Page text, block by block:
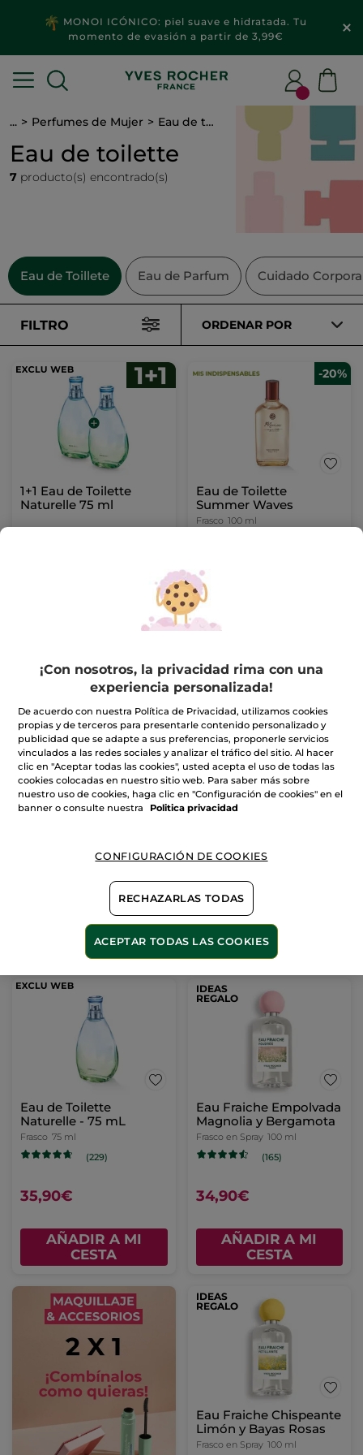
MONOI ICÓNICO: piel suave e hidratada. Tu
momento de evasión a partir de 3,99€
... Perfumes de Mujer Eau de toilette
Eau de toilette
7 producto(s) encontrado(s)
Eau de Toillete Eau de Parfum Cuidado
FILTRO ORDENAR POR
1+1 Eau de Toilette
Naturelle 75 ml
-20%
Eau de Toilette
Summer Waves
Frasco 100 ml
19,99€
Eau de Toilette Monoi
AÑADIR A MI
CESTA
Eau de Toilette
Naturelle - 75 mL
Frasco 75 ml
(229)
35,90€
AÑADIR A MI
CESTA
IDEAS
REGALO
Eau Fraiche Empolvada
Magnolia y Bergamota
Frasco en Spray 100 ml
(165)
34,90€
AÑADIR A MI
CESTA
IDEAS
REGALO
Eau Fraiche Chispeante
Limón y Bayas Rosas
Frasco en Spray 100 ml
¡Con nosotros, la privacidad rima con una
experiencia personalizada!
De acuerdo con nuestra Política de Privacidad, utilizamos cookies
propias y de terceros para presentarle contenido personalizado y
publicidad que se adapte a sus preferencias, proponerle servicios
vinculados a las redes sociales y analizar el tráfico del sitio. Al hacer
clic en "Aceptar todas las cookies", usted acepta el uso de todas las
cookies colocadas en nuestro sitio web. Para saber más sobre
nuestro uso de cookies, haga clic en "Configuración de cookies" en el
banner o consulte nuestra
Politica privacidad
CONFIGURACIÓN DE COOKIES
RECHAZARLAS TODAS
ACEPTAR TODAS LAS COOKIES